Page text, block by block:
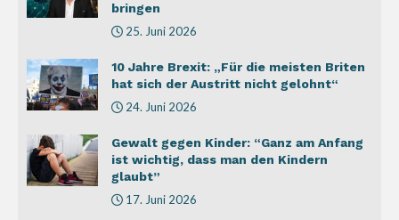
bringen
25. Juni 2026
10 Jahre Brexit: „Für die meisten Briten
hat sich der Austritt nicht gelohnt“
24. Juni 2026
Gewalt gegen Kinder: “Ganz am Anfang
ist wichtig, dass man den Kindern
glaubt”
17. Juni 2026